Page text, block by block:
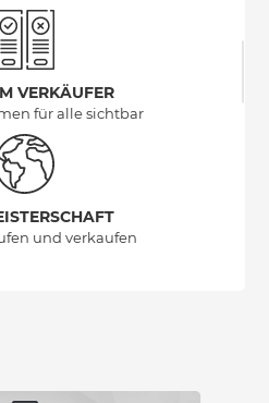
VERKÄUFER
für alle sichtbar
und verkaufen